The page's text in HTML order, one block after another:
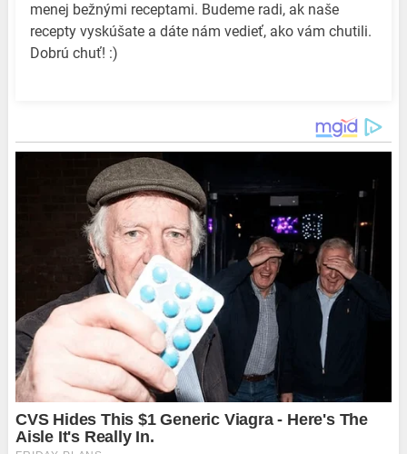
menej bežnými receptami. Budeme radi, ak naše
recepty vyskúšate a dáte nám vedieť, ako vám chutili.
Dobrú chuť! :)